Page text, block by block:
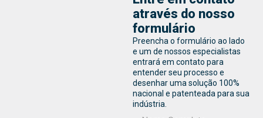
através do nosso
formulário
Preencha o formulário ao lado
e um de nossos especialistas
entrará em contato para
entender seu processo e
desenhar uma solução 100%
nacional e patenteada para sua
indústria.